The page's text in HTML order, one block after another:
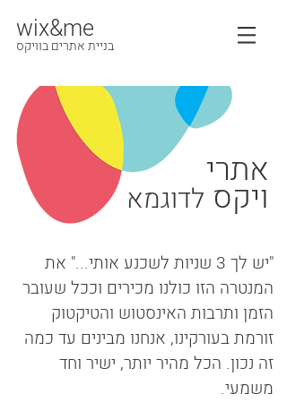
wix&me
בניית אתרים בוויקס
אתרי
ויקס לדוגמא
"יש לך 3 שניות לשכנע אותי..." את
המנטרה הזו כולנו מכירים וככל שעובר
הזמן ותרבות האינסטוש והטיקטוק
זורמת בעורקינו, אנחנו מבינים עד כמה
זה נכון. הכל מהיר יותר, ישיר וחד
משמעי.